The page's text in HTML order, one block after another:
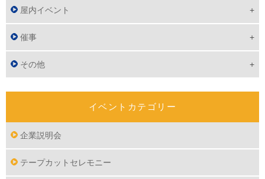
屋内イベント
催事
その他
イベントカテゴリー
企業説明会
テープカットセレモニー